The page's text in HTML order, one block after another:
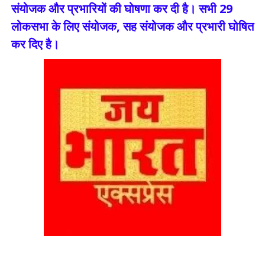
संयोजक और प्रभारियों की घोषणा कर दी है। सभी 29
लोकसभा के लिए संयोजक, सह संयोजक और प्रभारी घोषित
कर दिए है।